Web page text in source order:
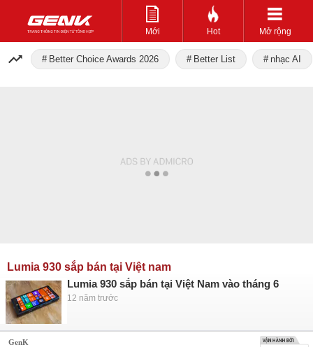
Mới Hot Mở rộng
Better Choice Awards 2026 Better List nhạc AI
Lumia 930 sắp bán tại Việt nam
Lumia 930 sắp bán tại Việt Nam vào tháng 6
12 năm trước
GenK